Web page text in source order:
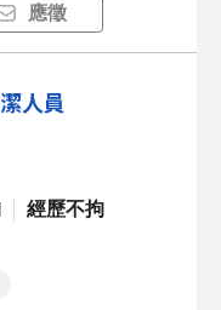
應徵
人員
經歷不拘